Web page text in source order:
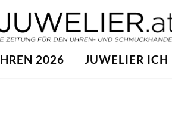
2026 JUWELIER ICH